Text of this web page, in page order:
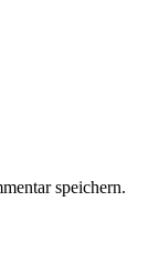
speichern.